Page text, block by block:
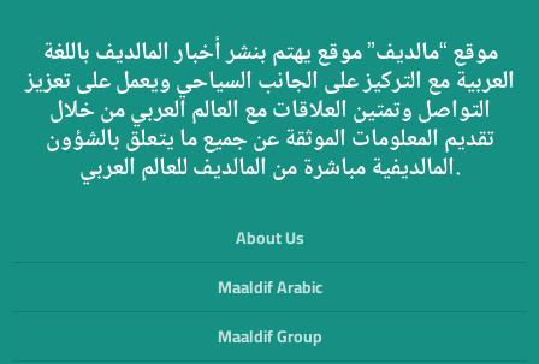
موقع “مالديف” موقع يهتم بنشر أخبار المالديف باللغة
العربية مع التركيز على الجانب السياحي ويعمل على تعزيز
التواصل وتمتين العلاقات مع العالم العربي من خلال
تقديم المعلومات الموثقة عن جميع ما يتعلق بالشؤون
المالديفية مباشرة من المالديف للعالم العربي.
About Us
Maaldif Arabic
Maaldif Group